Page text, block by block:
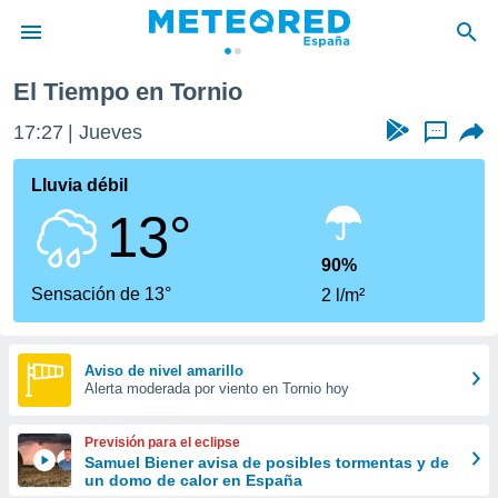
de
por
se
calidad.
a este
las
y
digital
basada
El Tiempo en Tornio
17:27 Jueves ...
Lluvia débil
13°
Sensación de 13°
90%
2 l/m²
Aviso de nivel amarillo
Alerta moderada por viento en Tornio hoy
Previsión para el eclipse
Samuel Biener avisa de posibles tormentas y de
un domo de calor en España